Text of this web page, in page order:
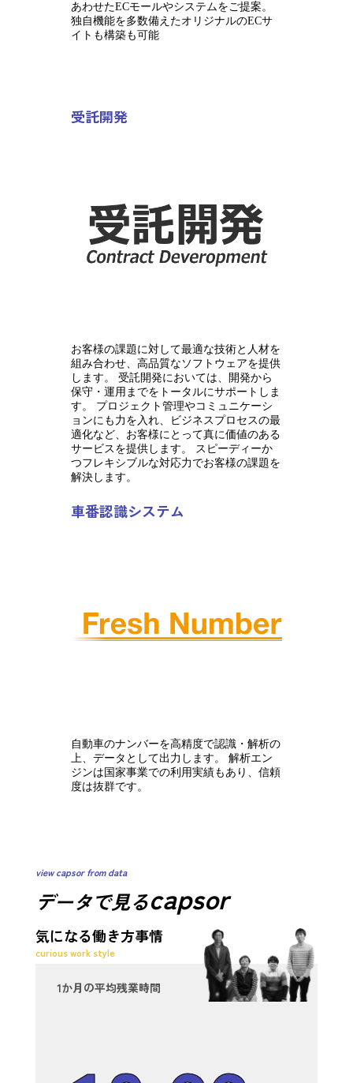
あわせたECモールやシステムをご提案。
独自機能を多数備えたオリジナルのECサ
イトも構築も可能
受託開発
お客様の課題に対して最適な技術と人材を
組み合わせ、高品質なソフトウェアを提供
します。 受託開発においては、開発から
保守・運用までをトータルにサポートしま
す。 プロジェクト管理やコミュニケーシ
ョンにも力を入れ、ビジネスプロセスの最
適化など、お客様にとって真に価値のある
サービスを提供します。 スピーディーか
つフレキシブルな対応力でお客様の課題を
解決します。
車番認識システム
自動車のナンバーを高精度で認識・解析の
上、データとして出力します。 解析エン
ジンは国家事業での利用実績もあり、信頼
度は抜群です。
view capsor from data
データで見るcapsor
気になる働き方事情
curious work style
1か月の平均残業時間